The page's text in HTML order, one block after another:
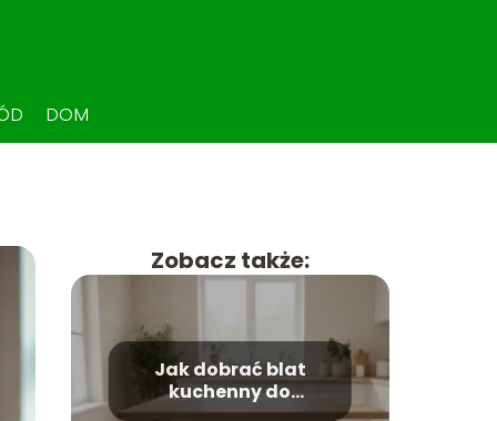
DOM
Zobacz także:
Jak dobrać blat
kuchenny do
podłogi? Praktyczny